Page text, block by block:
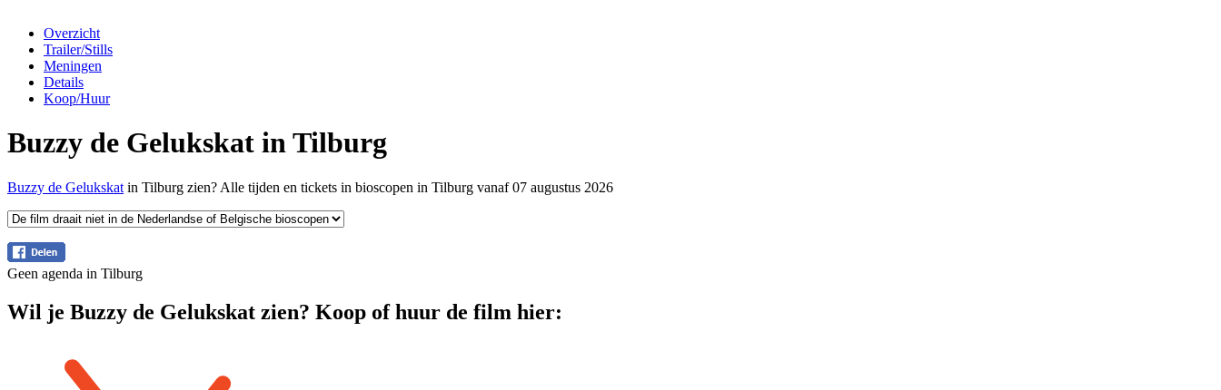
Overzicht
Trailer/Stills
Meningen
Details
Koop/Huur
Buzzy de Gelukskat in Tilburg
Buzzy de Gelukskat in Tilburg zien? Alle tijden en tickets in bioscopen in Tilburg vanaf 07 augustus 2026
Geen agenda in Tilburg
Wil je Buzzy de Gelukskat zien? Koop of huur de film hier: